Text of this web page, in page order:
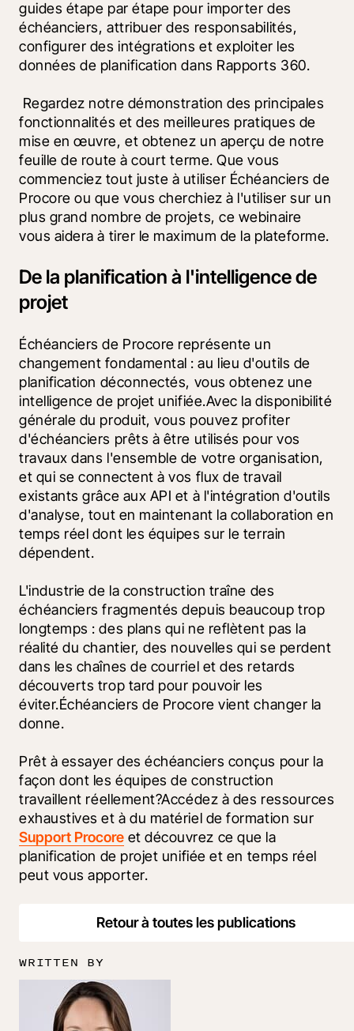
guides étape par étape pour importer des
échéanciers, attribuer des responsabilités,
configurer des intégrations et exploiter les
données de planification dans Rapports 360.
fonctionnalités et des meilleures pratiques de
mise en œuvre, et obtenez un aperçu de notre
feuille de route à court terme. Que vous
commenciez tout juste à utiliser Échéanciers de
Procore ou que vous cherchiez à l'utiliser sur un
plus grand nombre de projets, ce webinaire
vous aidera à tirer le maximum de la plateforme.
De la planification à l'intelligence de
projet
Échéanciers de Procore représente un
changement fondamental : au lieu d'outils de
planification déconnectés, vous obtenez une
intelligence de projet unifiée.Avec la disponibilité
générale du produit, vous pouvez profiter
d'échéanciers prêts à être utilisés pour vos
travaux dans l'ensemble de votre organisation,
et qui se connectent à vos flux de travail
existants grâce aux API et à l'intégration d'outils
d'analyse, tout en maintenant la collaboration en
temps réel dont les équipes sur le terrain
dépendent.
L'industrie de la construction traîne des
échéanciers fragmentés depuis beaucoup trop
longtemps : des plans qui ne reflètent pas la
réalité du chantier, des nouvelles qui se perdent
dans les chaînes de courriel et des retards
découverts trop tard pour pouvoir les
éviter.Échéanciers de Procore vient changer la
donne.
Prêt à essayer des échéanciers conçus pour la
façon dont les équipes de construction
travaillent réellement?Accédez à des ressources
Support Procore et découvrez ce que la
planification de projet unifiée et en temps réel
peut vous apporter.
Retour à toutes les publications
WRITTEN BY